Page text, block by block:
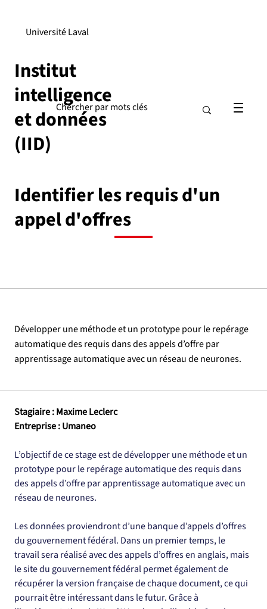
Institut
intelligence
et données
(IID)
Université Laval
Identifier les requis d'un
appel d'offres
Développer une méthode et un prototype pour le repérage
automatique des requis dans des appels d’offre par
apprentissage automatique avec un réseau de neurones.
Stagiaire : Maxime Leclerc
Entreprise : Umaneo
L’objectif de ce stage est de développer une méthode et un
prototype pour le repérage automatique des requis dans
des appels d’offre par apprentissage automatique avec un
réseau de neurones.
Les données proviendront d’une banque d’appels d’offres
du gouvernement fédéral. Dans un premier temps, le
travail sera réalisé avec des appels d’offres en anglais, mais
le site du gouvernement fédéral permet également de
récupérer la version française de chaque document, ce qui
pourrait être intéressant dans le futur. Grâce à